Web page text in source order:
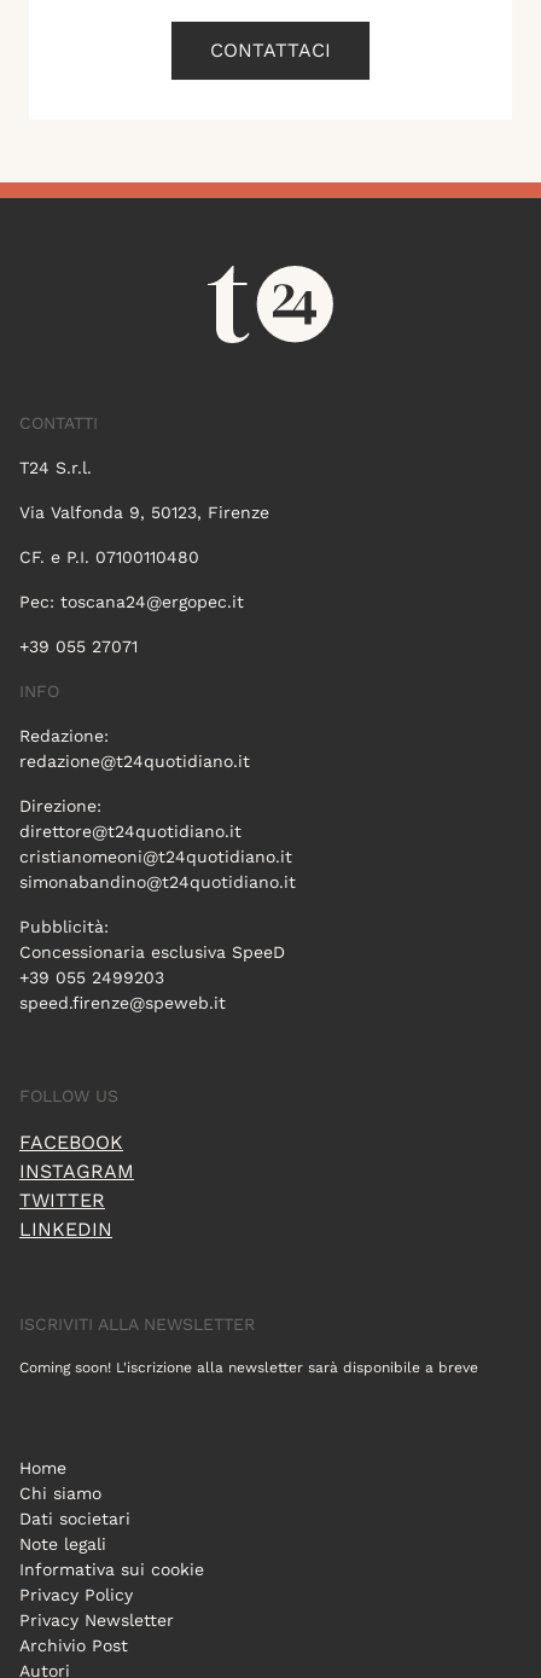
CONTATTACI
CONTATTI
T24 S.r.l.
Via Valfonda 9, 50123, Firenze
CF. e P.I. 07100110480
Pec: toscana24@ergopec.it
+39 055 27071
INFO
Redazione:
redazione@t24quotidiano.it
Direzione:
direttore@t24quotidiano.it
cristianomeoni@t24quotidiano.it
simonabandino@t24quotidiano.it
Pubblicità:
Concessionaria esclusiva SpeeD
+39 055 2499203
speed.firenze@speweb.it
FOLLOW US
FACEBOOK
INSTAGRAM
TWITTER
LINKEDIN
ISCRIVITI ALLA NEWSLETTER
Coming soon! L'iscrizione alla newsletter sarà disponibile a breve
Home
Chi siamo
Dati societari
Note legali
Informativa sui cookie
Privacy Policy
Privacy Newsletter
Archivio Post
Autori